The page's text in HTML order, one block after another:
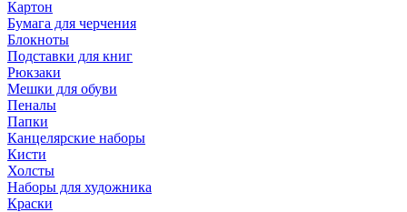
Картон
Бумага для черчения
Блокноты
Подставки для книг
Рюкзаки
Мешки для обуви
Пеналы
Папки
Канцелярские наборы
Кисти
Холсты
Наборы для художника
Краски